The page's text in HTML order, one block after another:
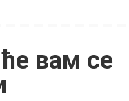
вам се